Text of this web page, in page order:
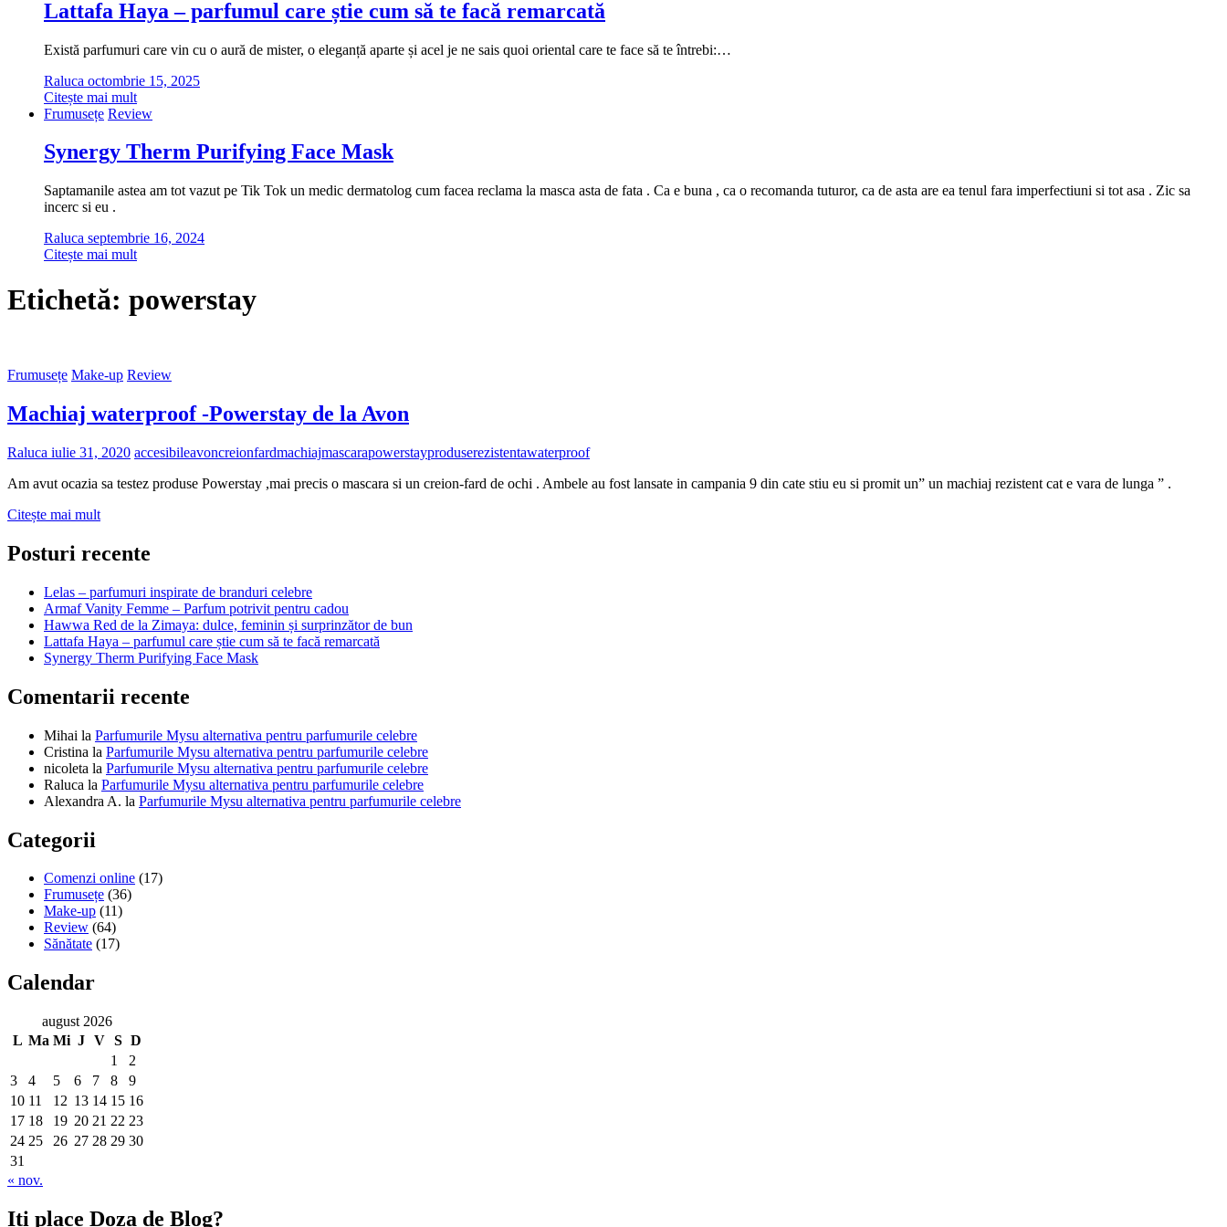
Lattafa Haya – parfumul care știe cum să te facă remarcată
Există parfumuri care vin cu o aură de mister, o eleganță aparte și acel je ne sais quoi oriental care te face să te întrebi:…
Raluca octombrie 15, 2025
Citește mai mult
Frumusețe Review
Synergy Therm Purifying Face Mask
Saptamanile astea am tot vazut pe Tik Tok un medic dermatolog cum facea reclama la masca asta de fata . Ca e buna , ca o recomanda tuturor, ca de asta are ea tenul fara imperfectiuni si tot asa . Zic sa
incerc si eu .
Raluca septembrie 16, 2024
Citește mai mult
Etichetă: powerstay
Frumusețe Make-up Review
Machiaj waterproof -Powerstay de la Avon
Raluca iulie 31, 2020 accesibileavoncreionfardmachiajmascarapowerstayproduserezistentawaterproof
Am avut ocazia sa testez produse Powerstay ,mai precis o mascara si un creion-fard de ochi . Ambele au fost lansate in campania 9 din cate stiu eu si promit un” un machiaj rezistent cat e vara de lunga ” .
Citește mai multMachiaj
Powerstay
la
Avon
Posturi recente
Lelas – parfumuri inspirate de branduri celebre
Armaf Vanity Femme – Parfum potrivit pentru cadou
Hawwa Red de la Zimaya: dulce, feminin și surprinzător de bun
Lattafa Haya – parfumul care știe cum să te facă remarcată
Synergy Therm Purifying Face Mask
Comentarii recente
Mihai la Parfumurile Mysu alternativa pentru parfumurile celebre
Cristina la Parfumurile Mysu alternativa pentru parfumurile celebre
nicoleta la Parfumurile Mysu alternativa pentru parfumurile celebre
Raluca la Parfumurile Mysu alternativa pentru parfumurile celebre
Alexandra A. la Parfumurile Mysu alternativa pentru parfumurile celebre
Categorii
Comenzi online (17)
Frumusețe (36)
Make-up (11)
Review (64)
Sănătate (17)
Calendar
august 2026
L Ma Mi J V S D
1
2
3
4 5 6 7 8
9
10 11 12 13 14 15 16
17 18 19 20 21 22 23
24 25 26 27 28 29 30
31
« nov.
Iti place Doza de Blog?